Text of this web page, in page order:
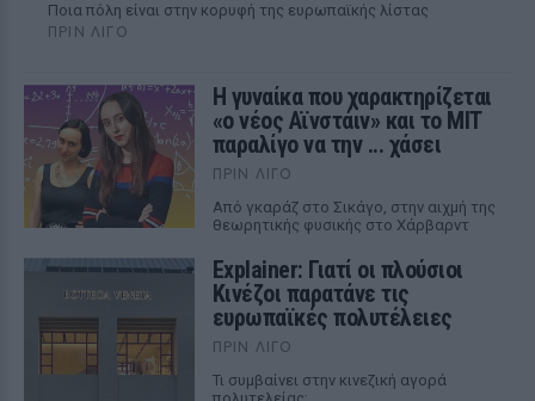
Ποια πόλη είναι στην κορυφή της ευρωπαϊκής λίστας
ΠΡΙΝ ΛΊΓΟ
Η γυναίκα που χαρακτηρίζεται
«ο νέος Αϊνστάιν» και το MIT
παραλίγο να την ... χάσει
ΠΡΙΝ ΛΊΓΟ
Από γκαράζ στο Σικάγο, στην αιχμή της
θεωρητικής φυσικής στο Χάρβαρντ
Explainer: Γιατί οι πλούσιοι
Κινέζοι παρατάνε τις
ευρωπαϊκές πολυτέλειες
ΠΡΙΝ ΛΊΓΟ
Τι συμβαίνει στην κινεζική αγορά